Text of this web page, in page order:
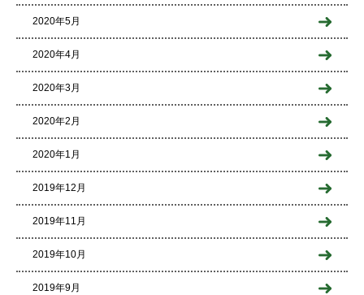
2020年5月
2020年4月
2020年3月
2020年2月
2020年1月
2019年12月
2019年11月
2019年10月
2019年9月